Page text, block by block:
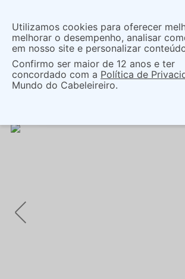
localização
As ofertas e opções de
acordo com a região.Não sei
O que você procura?
Maquiagem Boca
Gloss E
BRILHO LAB ROLLON ZANPHY
Utilizamos cookies para oferecer
melhorar o desempenho, analisar
em nosso site e personalizar
Confirmo ser maior de 12 anos e ter
concordado com a Política de
Mundo do Cabeleireiro.